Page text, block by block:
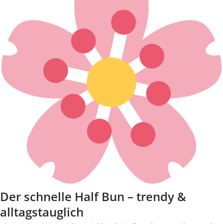
Der schnelle Half Bun – trendy &
alltagstauglich